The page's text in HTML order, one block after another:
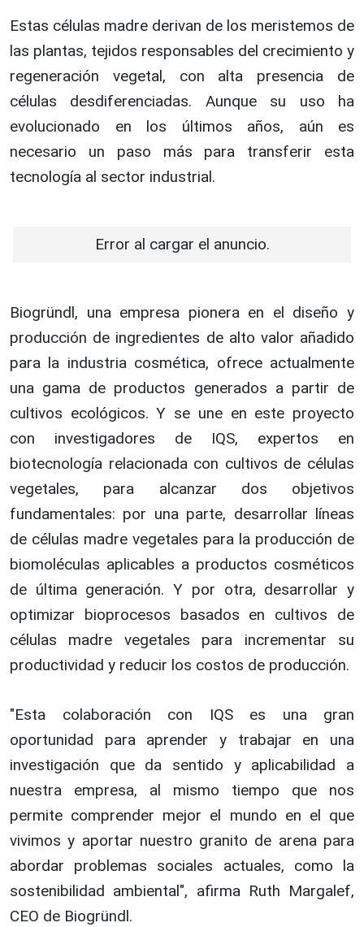
Estas células madre derivan de los meristemos de
las plantas, tejidos responsables del crecimiento y
regeneración vegetal, con alta presencia de
células desdiferenciadas. Aunque su uso ha
evolucionado en los últimos años, aún es
necesario un paso más para transferir esta
tecnología al sector industrial.
Error al cargar el anuncio.
Biogründl, una empresa pionera en el diseño y
producción de ingredientes de alto valor añadido
para la industria cosmética, ofrece actualmente
una gama de productos generados a partir de
cultivos ecológicos. Y se une en este proyecto
con investigadores de IQS, expertos en
biotecnología relacionada con cultivos de células
vegetales, para alcanzar dos objetivos
fundamentales: por una parte, desarrollar líneas
de células madre vegetales para la producción de
biomoléculas aplicables a productos cosméticos
de última generación. Y por otra, desarrollar y
optimizar bioprocesos basados en cultivos de
células madre vegetales para incrementar su
productividad y reducir los costos de producción.
"Esta colaboración con IQS es una gran
oportunidad para aprender y trabajar en una
investigación que da sentido y aplicabilidad a
nuestra empresa, al mismo tiempo que nos
permite comprender mejor el mundo en el que
vivimos y aportar nuestro granito de arena para
abordar problemas sociales actuales, como la
sostenibilidad ambiental", afirma Ruth Margalef,
CEO de Biogründl.